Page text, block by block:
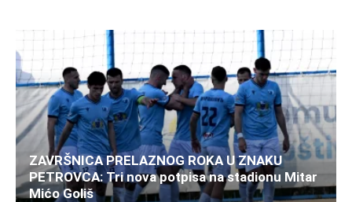
ZAVRŠNICA PRELAZNOG ROKA U ZNAKU
PETROVCA: Tri nova potpisa na stadionu Mitar
Mićo Goliš